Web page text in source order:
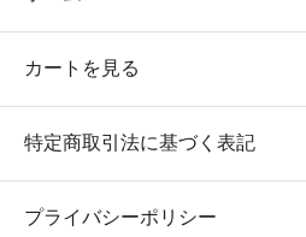
カートを見る
特定商取引法に基づく表記
プライバシーポリシー